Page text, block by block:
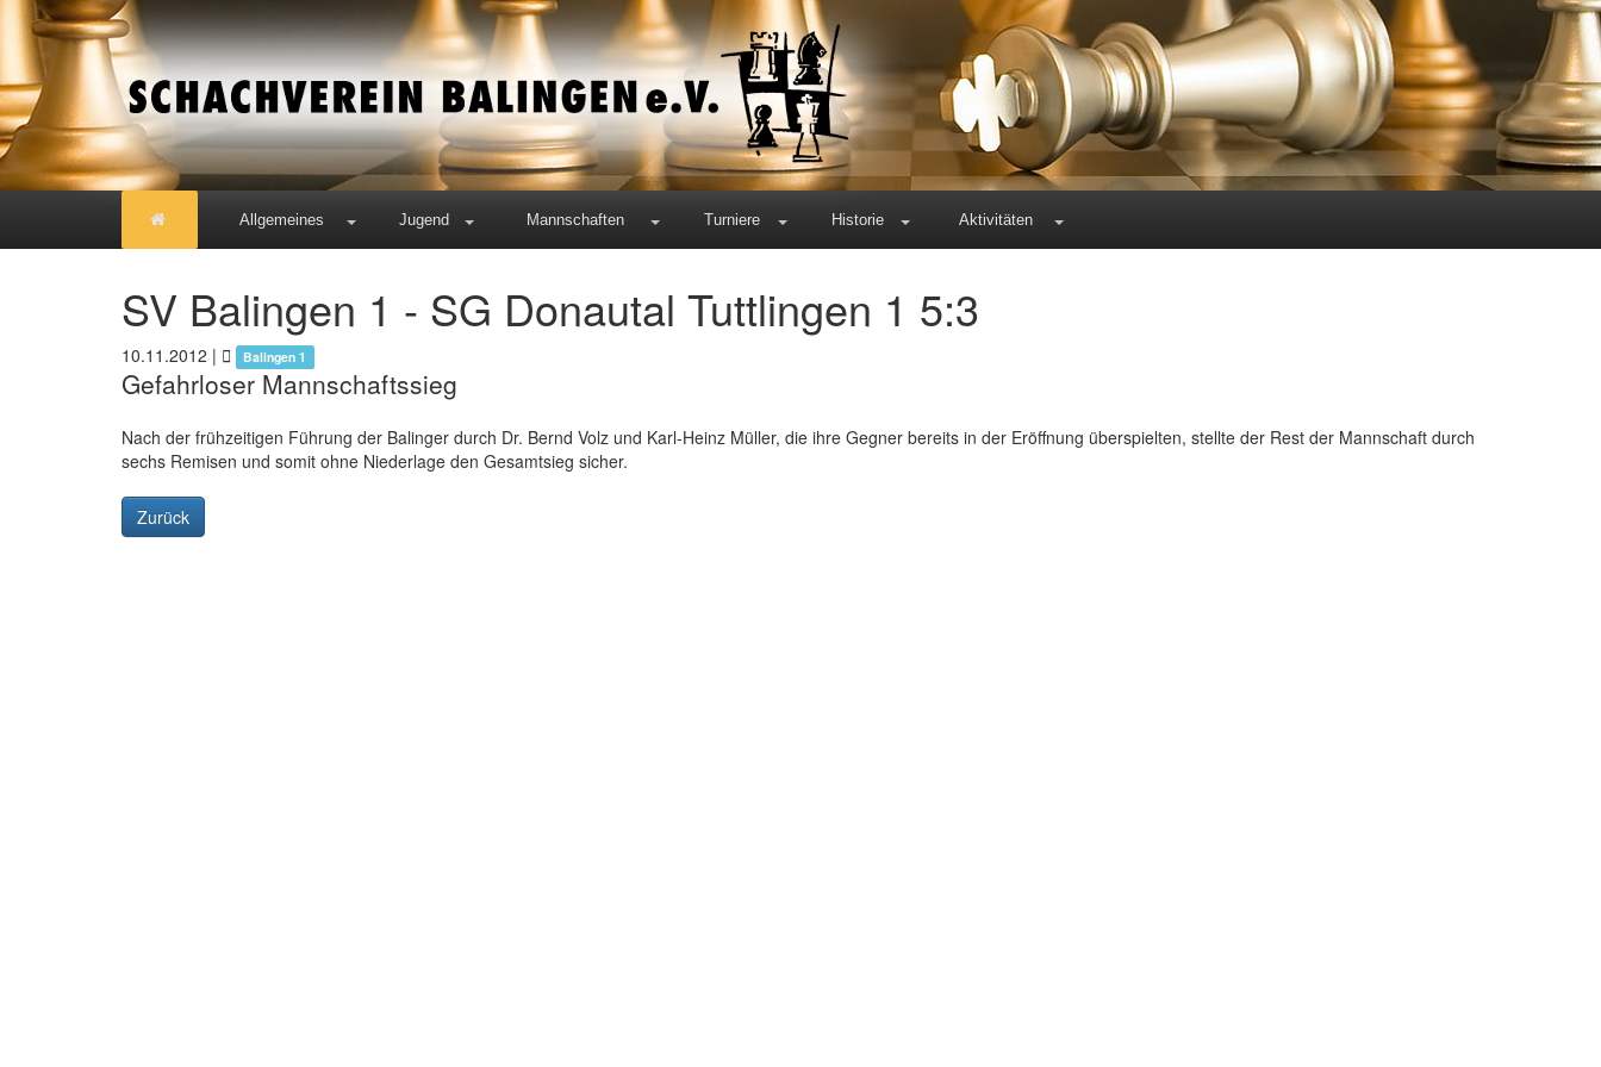
Allgemeines Jugend Mannschaften Turniere Historie Aktivitäten
SV Balingen 1 - SG Donautal Tuttlingen 1 5:3
10.11.2012 | Balingen 1
Gefahrloser Mannschaftssieg
Nach der frühzeitigen Führung der Balinger durch Dr. Bernd Volz und Karl-Heinz Müller, die ihre Gegner bereits in der Eröffnung überspielten, stellte der Rest der Mannschaft durch
sechs Remisen und somit ohne Niederlage den Gesamtsieg sicher.
Zurück